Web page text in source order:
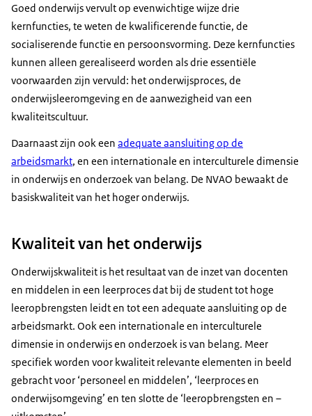
Goed onderwijs vervult op evenwichtige wijze drie
kernfuncties, te weten de kwalificerende functie, de
socialiserende functie en persoonsvorming. Deze kernfuncties
kunnen alleen gerealiseerd worden als drie essentiële
voorwaarden zijn vervuld: het onderwijsproces, de
onderwijsleeromgeving en de aanwezigheid van een
kwaliteitscultuur.
Daarnaast zijn ook een adequate aansluiting op de
arbeidsmarkt, en een internationale en interculturele dimensie
in onderwijs en onderzoek van belang. De NVAO bewaakt de
basiskwaliteit van het hoger onderwijs.
Kwaliteit van het onderwijs
Onderwijskwaliteit is het resultaat van de inzet van docenten
en middelen in een leerproces dat bij de student tot hoge
leeropbrengsten leidt en tot een adequate aansluiting op de
arbeidsmarkt. Ook een internationale en interculturele
dimensie in onderwijs en onderzoek is van belang. Meer
specifiek worden voor kwaliteit relevante elementen in beeld
gebracht voor ‘personeel en middelen’, ‘leerproces en
onderwijsomgeving’ en ten slotte de ‘leeropbrengsten en –